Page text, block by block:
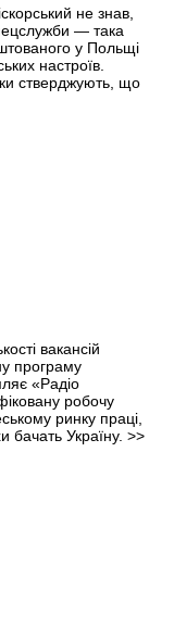
не знав,
— така
у Польщі
настроїв.
стверджують, що
вакансій
програму
«Радіо
робочу
ринку праці,
бачать Україну. >>